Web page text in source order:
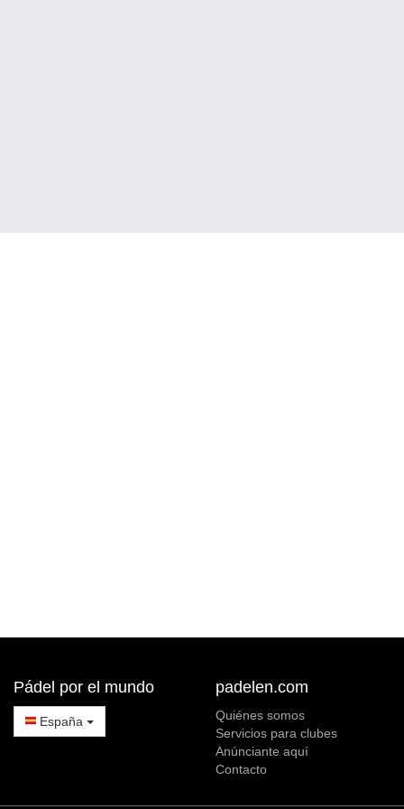
Pádel por el mundo
España
padelen.com
Quiénes somos
Servicios para clubes
Anúnciante aquí
Contacto